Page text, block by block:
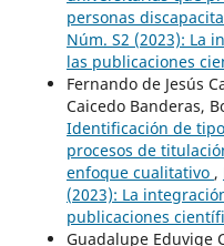
personas
Núm. S2 (2023): La
las publicaciones
Fernando de Jesús
Caicedo Banderas,
Identificación de
procesos de
enfoque cualitativo ,
(2023): La
publicaciones
Guadalupe Eduvige